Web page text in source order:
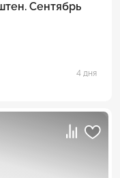
Сентябрь
4 дня